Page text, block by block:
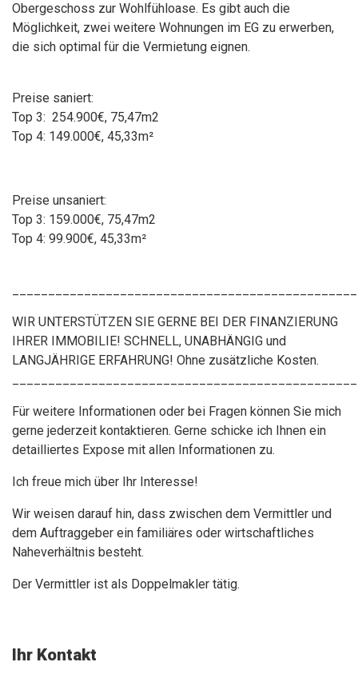
Obergeschoss zur Wohlfühloase. Es gibt auch die
Möglichkeit, zwei weitere Wohnungen im EG zu erwerben,
die sich optimal für die Vermietung eignen.
Preise saniert:
Top 3: 254.900€, 75,47m2
Top 4: 149.000€, 45,33m²
Preise unsaniert:
Top 3: 159.000€, 75,47m2
Top 4: 99.900€, 45,33m²
WIR UNTERSTÜTZEN SIE GERNE BEI DER FINANZIERUNG
IHRER IMMOBILIE! SCHNELL, UNABHÄNGIG und
LANGJÄHRIGE ERFAHRUNG! Ohne zusätzliche Kosten.
Für weitere Informationen oder bei Fragen können Sie mich
gerne jederzeit kontaktieren. Gerne schicke ich Ihnen ein
detailliertes Expose mit allen Informationen zu.
Ich freue mich über Ihr Interesse!
Wir weisen darauf hin, dass zwischen dem Vermittler und
dem Auftraggeber ein familiäres oder wirtschaftliches
Naheverhältnis besteht.
Der Vermittler ist als Doppelmakler tätig.
Ihr Kontakt